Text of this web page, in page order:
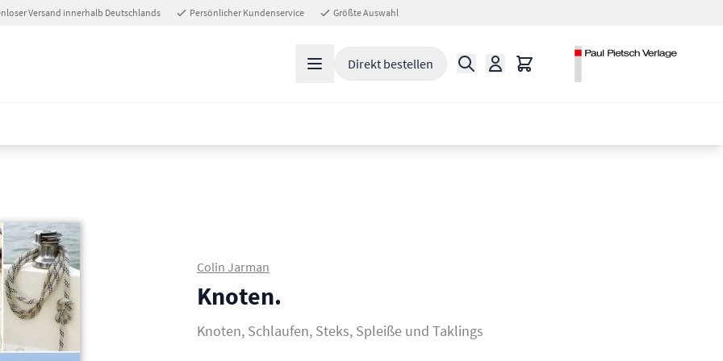
Versand innerhalb Deutschlands Persönlicher Kundenservice Größte Auswahl
Direkt bestellen Suche Warenkorb
Colin Jarman
Knoten.
Knoten, Schlaufen, Steks, Spleiße und Taklings